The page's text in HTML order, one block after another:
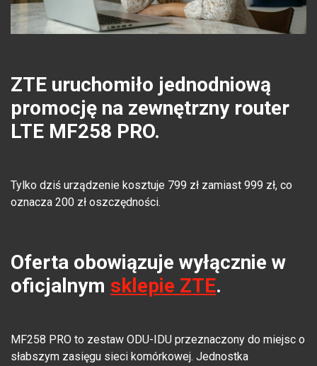
ZTE uruchomiło jednodniową
promocję na zewnętrzny router
LTE MF258 PRO.
Tylko dziś urządzenie kosztuje 799 zł zamiast 999 zł, co
oznacza 200 zł oszczędności.
Oferta obowiązuje wyłącznie w
oficjalnym sklepie ZTE.
MF258 PRO to zestaw ODU-IDU przeznaczony do miejsc o
słabszym zasięgu sieci komórkowej. Jednostka